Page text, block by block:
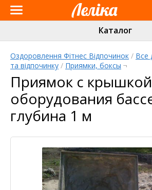
Інтернет-
магазин
«Леліка»
Каталог
Оздоровлення Фітнес Відпочинок / Все
та відпочинку / Приямки, боксы ¬
Приямок с
оборудования
глубина 1 м